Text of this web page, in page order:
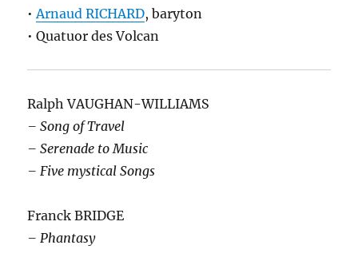
• Arnaud RICHARD, baryton
• Quatuor des Volcan
Ralph VAUGHAN-WILLIAMS
– Song of Travel
– Serenade to Music
– Five mystical Songs
Franck BRIDGE
– Phantasy